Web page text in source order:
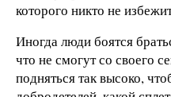
которого никто не
Иногда люди боятся
что не смогут со своего
подняться так высоко,